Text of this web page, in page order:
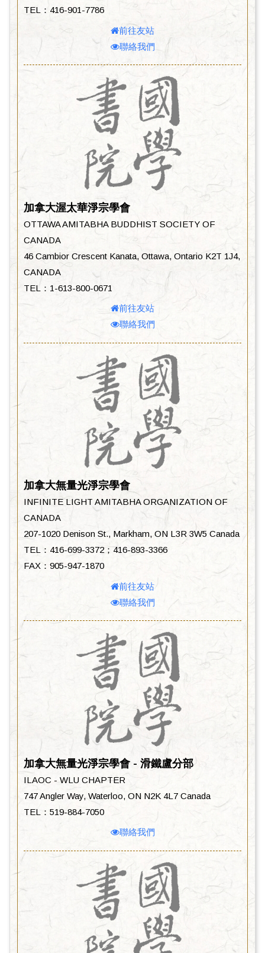
TEL：416-901-7786
前往友站
聯絡我們
加拿大渥太華淨宗學會
OTTAWA AMITABHA BUDDHIST SOCIETY OF
CANADA
46 Cambior Crescent Kanata, Ottawa, Ontario K2T 1J4,
CANADA
TEL：1-613-800-0671
前往友站
聯絡我們
加拿大無量光淨宗學會
INFINITE LIGHT AMITABHA ORGANIZATION OF
CANADA
207-1020 Denison St., Markham, ON L3R 3W5 Canada
TEL：416-699-3372；416-893-3366
FAX：905-947-1870
前往友站
聯絡我們
加拿大無量光淨宗學會 - 滑鐵盧分部
ILAOC - WLU CHAPTER
747 Angler Way, Waterloo, ON N2K 4L7 Canada
TEL：519-884-7050
聯絡我們